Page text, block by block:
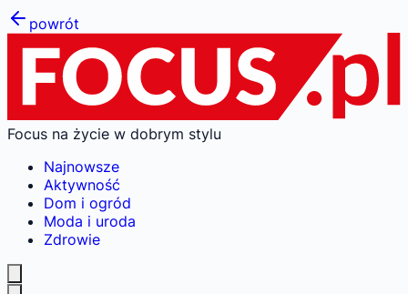
powrót
Focus na życie w dobrym stylu
Najnowsze
Aktywność
Dom i ogród
Moda i uroda
Zdrowie